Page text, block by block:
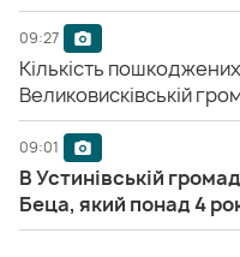
09:27
Кількість
Великовисківській
09:01
В Устинівській
Беца, який понад 4